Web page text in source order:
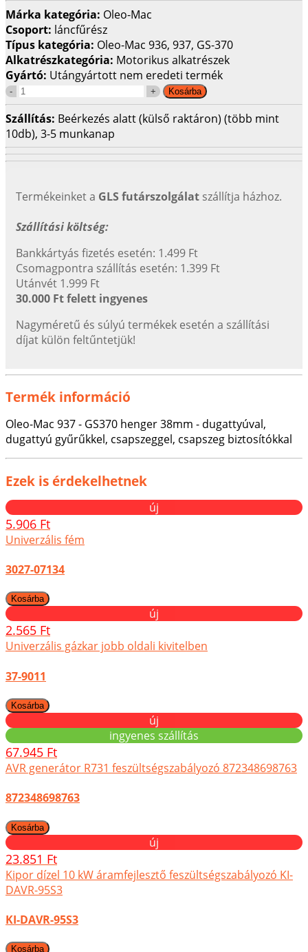
Márka kategória: Oleo-Mac
Csoport: láncfűrész
Típus kategória: Oleo-Mac 936, 937, GS-370
Alkatrészkategória: Motorikus alkatrészek
Gyártó: Utángyártott nem eredeti termék
Szállítás: Beérkezés alatt (külső raktáron) (több mint
10db), 3-5 munkanap
Termékeinket a GLS futárszolgálat szállítja házhoz.
Szállítási költség:
Bankkártyás fizetés esetén: 1.499 Ft
Csomagpontra szállítás esetén: 1.399 Ft
Utánvét 1.999 Ft
30.000 Ft felett ingyenes
Nagyméretű és súlyú termékek esetén a szállítási
díjat külön feltűntetjük!
Termék információ
Oleo-Mac 937 - GS370 henger 38mm - dugattyúval,
dugattyú gyűrűkkel, csapszeggel, csapszeg biztosítókkal
Ezek is érdekelhetnek
új
5.906 Ft
Univerzális fém
3027-07134
új
2.565 Ft
Univerzális gázkar jobb oldali kivitelben
37-9011
új
ingyenes szállítás
67.945 Ft
AVR generátor R731 feszültségszabályozó 872348698763
872348698763
új
23.851 Ft
Kipor dízel 10 kW áramfejlesztő feszültségszabályozó KI-
DAVR-95S3
KI-DAVR-95S3